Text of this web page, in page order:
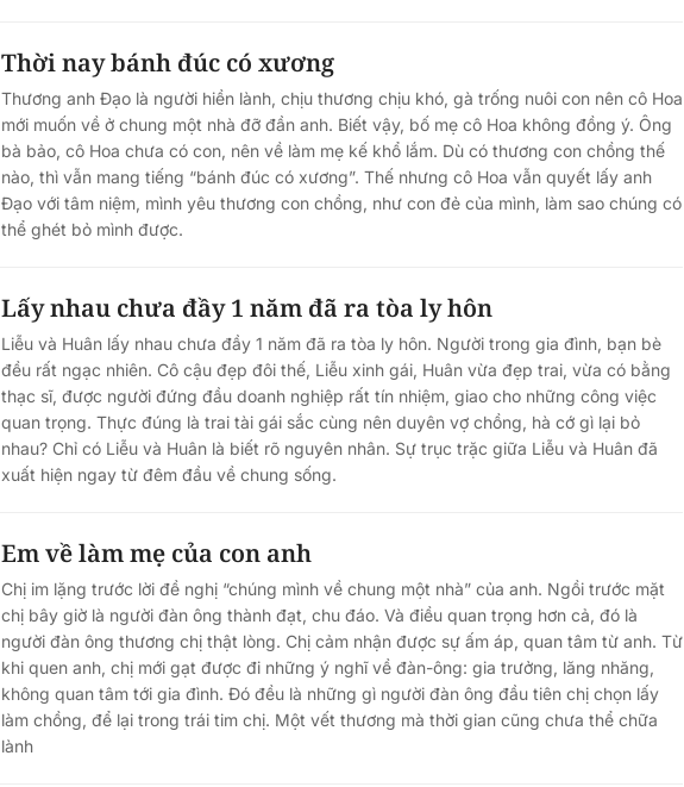
Thời nay bánh đúc có xương
Thương anh Đạo là người hiền lành, chịu thương chịu khó, gà trống nuôi con nên cô Hoa
mới muốn về ở chung một nhà đỡ đần anh. Biết vậy, bố mẹ cô Hoa không đồng ý. Ông
bà bảo, cô Hoa chưa có con, nên về làm mẹ kế khổ lắm. Dù có thương con chồng thế
nào, thì vẫn mang tiếng “bánh đúc có xương”. Thế nhưng cô Hoa vẫn quyết lấy anh
Đạo với tâm niệm, mình yêu thương con chồng, như con đẻ của mình, làm sao chúng có
thể ghét bỏ mình được.
Lấy nhau chưa đầy 1 năm đã ra tòa ly hôn
Liễu và Huân lấy nhau chưa đầy 1 năm đã ra tòa ly hôn. Người trong gia đình, bạn bè
đều rất ngạc nhiên. Cô cậu đẹp đôi thế, Liễu xinh gái, Huân vừa đẹp trai, vừa có bằng
thạc sĩ, được người đứng đầu doanh nghiệp rất tín nhiệm, giao cho những công việc
quan trọng. Thực đúng là trai tài gái sắc cùng nên duyên vợ chồng, hà cớ gì lại bỏ
nhau? Chỉ có Liễu và Huân là biết rõ nguyên nhân. Sự trục trặc giữa Liễu và Huân đã
xuất hiện ngay từ đêm đầu về chung sống.
Em về làm mẹ của con anh
Chị im lặng trước lời đề nghị “chúng mình về chung một nhà” của anh. Ngồi trước mặt
chị bây giờ là người đàn ông thành đạt, chu đáo. Và điều quan trọng hơn cả, đó là
người đàn ông thương chị thật lòng. Chị cảm nhận được sự ấm áp, quan tâm từ anh. Từ
khi quen anh, chị mới gạt được đi những ý nghĩ về đàn-ông: gia trưởng, lăng nhăng,
không quan tâm tới gia đình. Đó đều là những gì người đàn ông đầu tiên chị chọn lấy
làm chồng, để lại trong trái tim chị. Một vết thương mà thời gian cũng chưa thể chữa
lành